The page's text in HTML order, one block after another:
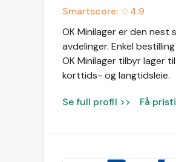
Smartscore: ☆4.9
OK Minilager er den nest
avdelinger. Enkel
OK Minilager tilbyr lager
korttids- og langtidsleie.
Se full profil >> Få